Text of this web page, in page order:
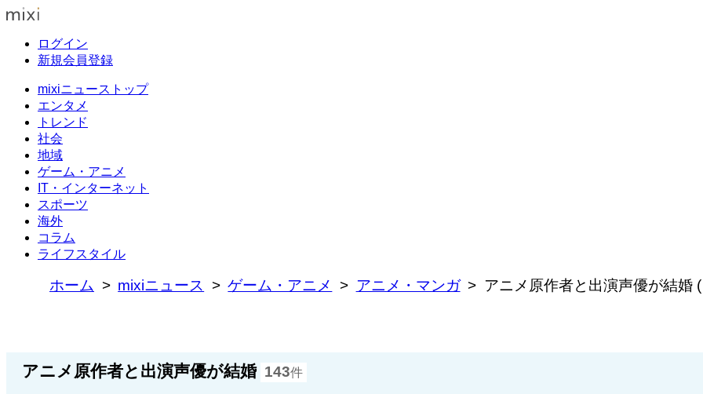
ログイン
新規会員登録
mixiニューストップ
エンタメ
トレンド
社会
地域
ゲーム・アニメ
IT・インターネット
スポーツ
海外
コラム
ライフスタイル
ホーム mixiニュース ゲーム・アニメ アニメ・マンガ アニメ原作者と出演声優が結婚
アニメ原作者と出演声優が結婚 143件